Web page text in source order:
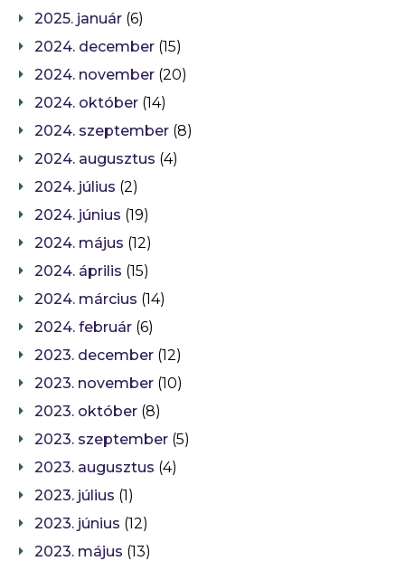
2025. január (6)
2024. december (15)
2024. november (20)
2024. október (14)
2024. szeptember (8)
2024. augusztus (4)
2024. július (2)
2024. június (19)
2024. május (12)
2024. április (15)
2024. március (14)
2024. február (6)
2023. december (12)
2023. november (10)
2023. október (8)
2023. szeptember (5)
2023. augusztus (4)
2023. július (1)
2023. június (12)
2023. május (13)